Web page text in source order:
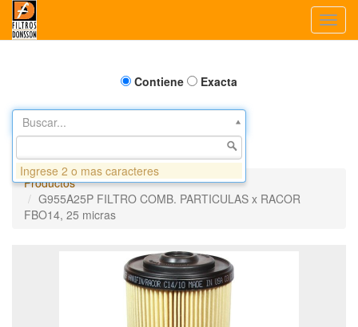
Contiene Exacta
Buscar...
Productos
G955A25P FILTRO COMB. PARTICULAS x RACOR
FBO14, 25 micras
Ingrese 2 o mas caracteres